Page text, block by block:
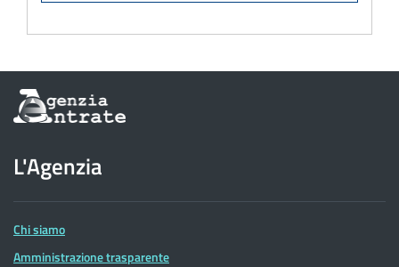
Informazioni
sul
dell'Agenzia
delle
Entrate
L'Agenzia
Chi siamo
Amministrazione trasparente